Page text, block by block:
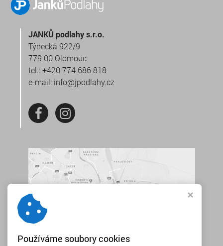
JANKŮ podlahy s.r.o.
Týnecká 922/9
779 00 Olomouc
tel.:+420 774 686 818
e-mail: info@jpodlahy.cz
Používáme soubory cookies